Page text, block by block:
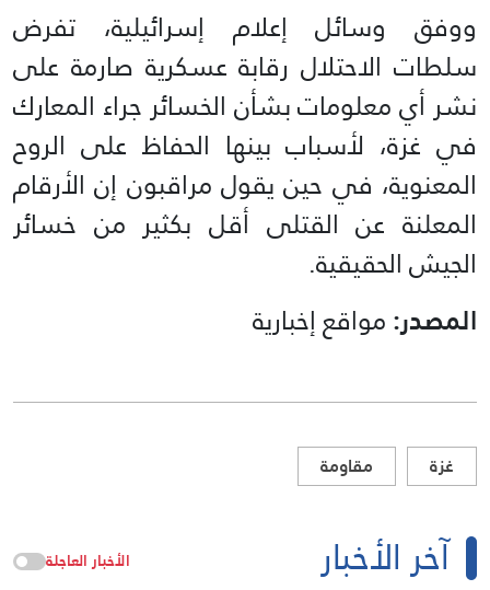
ووفق وسائل إعلام إسرائيلية، تفرض
سلطات الاحتلال رقابة عسكرية صارمة على
نشر أي معلومات بشأن الخسائر جراء المعارك
في غزة، لأسباب بينها الحفاظ على الروح
المعنوية، في حين يقول مراقبون إن الأرقام
المعلنة عن القتلى أقل بكثير من خسائر
الجيش الحقيقية.
المصدر:مواقع إخبارية
غزة مقاومة
آخر الأخبار الأخبار العاجلة